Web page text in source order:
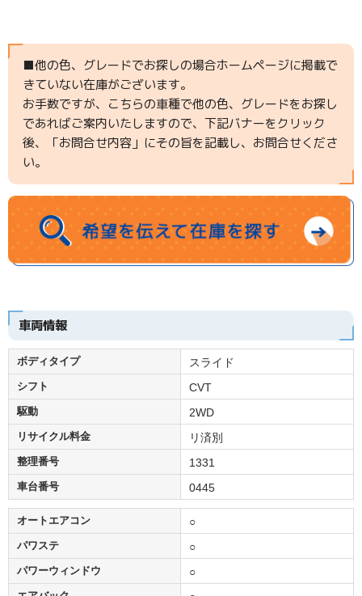
■他の色、グレードでお探しの場合ホームページに掲載で
きていない在庫がございます。
お手数ですが、こちらの車種で他の色、グレードをお探し
であればご案内いたしますので、下記バナーをクリック
後、「お問合せ内容」にその旨を記載し、お問合せくださ
い。
車両情報
ボディタイプ スライド
シフト CVT
駆動 2WD
リサイクル料金 リ済別
整理番号 1331
車台番号 0445
オートエアコン ○
パワステ ○
パワーウィンドウ ○